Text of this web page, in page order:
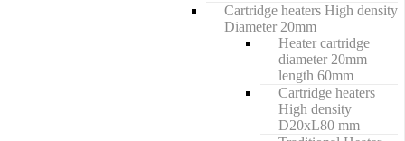
Cartridge heaters High density
Diameter 20mm
Heater cartridge
diameter 20mm
length 60mm
Cartridge heaters
High density
D20xL80 mm